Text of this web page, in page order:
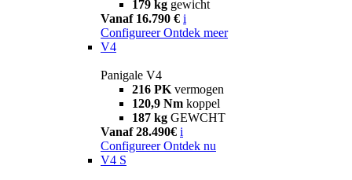
179 kg gewicht
Vanaf 16.790 € i
Configureer Ontdek meer
V4
Panigale V4
216 PK vermogen
120,9 Nm koppel
187 kg GEWCHT
Vanaf 28.490€ i
Configureer Ontdek nu
V4 S